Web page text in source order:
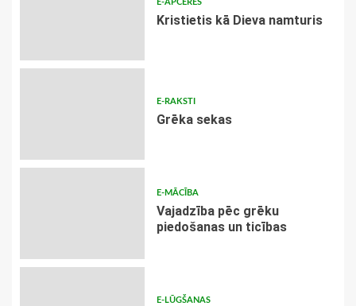
E-APCERES
Kristietis kā Dieva namturis
E-RAKSTI
Grēka sekas
E-MĀCĪBA
Vajadzība pēc grēku
piedošanas un ticības
E-LŪGŠANAS